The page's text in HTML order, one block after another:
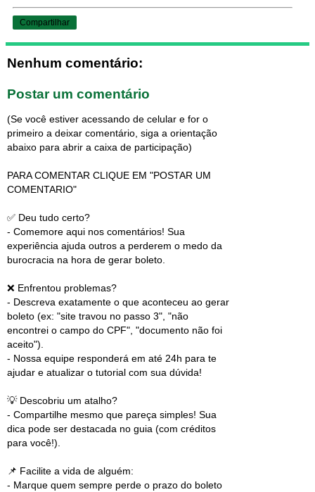
Compartilhar
Nenhum comentário:
Postar um comentário
(Se você estiver acessando de celular e for o
primeiro a deixar comentário, siga a orientação
abaixo para abrir a caixa de participação)
PARA COMENTAR CLIQUE EM "POSTAR UM
COMENTARIO"
✅ Deu tudo certo?
- Comemore aqui nos comentários! Sua
experiência ajuda outros a perderem o medo da
burocracia na hora de gerar boleto.
❌ Enfrentou problemas?
- Descreva exatamente o que aconteceu ao gerar
boleto (ex: "site travou no passo 3", "não
encontrei o campo do CPF", "documento não foi
aceito").
- Nossa equipe responderá em até 24h para te
ajudar e atualizar o tutorial com sua dúvida!
💡 Descobriu um atalho?
- Compartilhe mesmo que pareça simples! Sua
dica pode ser destacada no guia (com créditos
para você!).
📌 Facilite a vida de alguém:
- Marque quem sempre perde o prazo do boleto